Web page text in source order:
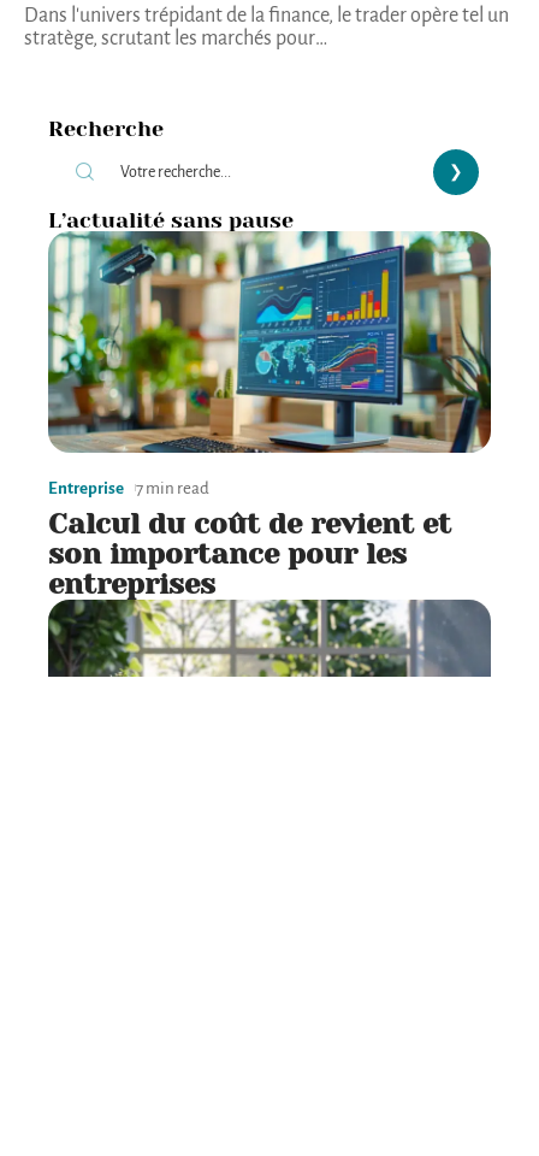
Dans l'univers trépidant de la finance, le trader opère tel un
stratège, scrutant les marchés pour…
Recherche
L’actualité sans pause
Entreprise 7 min read
Calcul du coût de revient et
son importance pour les
entreprises